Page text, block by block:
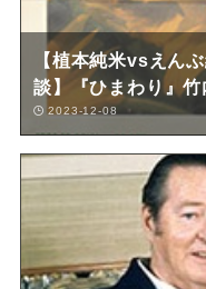
【植本純米vsえん
談】『ひまわり』
2023-12-08